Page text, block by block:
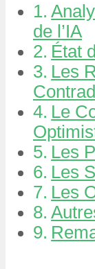
de l’IA
État
Les
Le
Les
Les
Les